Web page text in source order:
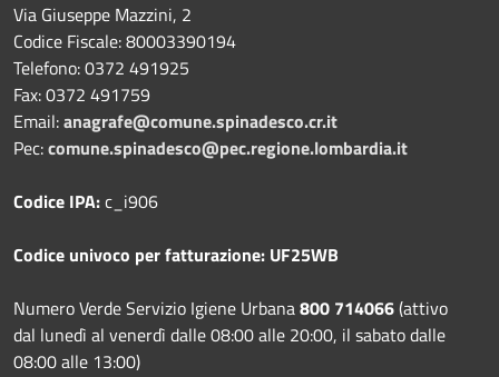
Via Giuseppe Mazzini, 2
Codice Fiscale: 80003390194
Telefono:0372 491925
Fax:0372 491759
Email:anagrafe@comune.spinadesco.cr.it
Pec:comune.spinadesco@pec.regione.lombardia.it
Codice IPA:c_i906
Codice univoco per fatturazione: UF25WB
Numero Verde Servizio Igiene Urbana800 714066(attivo
dal lunedì al venerdì dalle 08:00 alle 20:00, il sabato dalle
08:00 alle 13:00)